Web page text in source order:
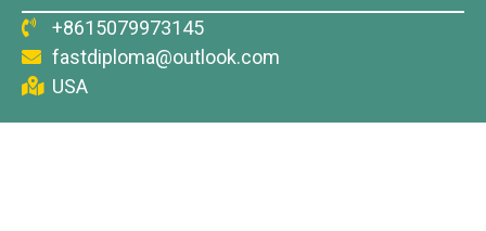
+8615079973145
fastdiploma@outlook.com
USA